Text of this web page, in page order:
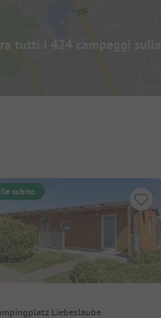
tutti i 424 campeggi sulla
subito
Liebeslaube